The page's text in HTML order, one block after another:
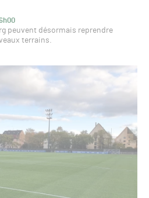
peuvent désormais reprendre
terrains.